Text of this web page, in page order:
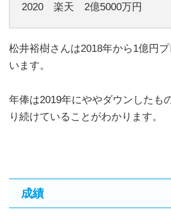
2020 楽天 2億5000万円
松井裕樹さんは2018年から1億円
います。
年俸は2019年にややダウンしたも
り続けていることがわかります。
成績